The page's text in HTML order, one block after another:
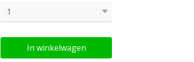
In winkelwagen